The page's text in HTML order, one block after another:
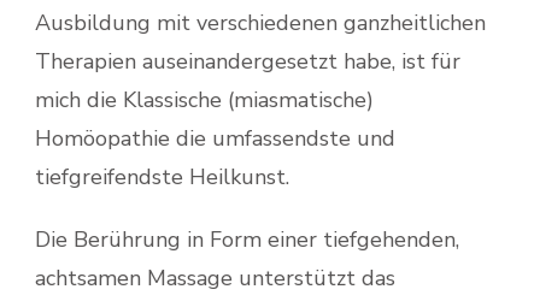
Ausbildung mit verschiedenen ganzheitlichen
Therapien auseinandergesetzt habe, ist für
mich die Klassische (miasmatische)
Homöopathie die umfassendste und
tiefgreifendste Heilkunst.
Die Berührung in Form einer tiefgehenden,
achtsamen Massage unterstützt das